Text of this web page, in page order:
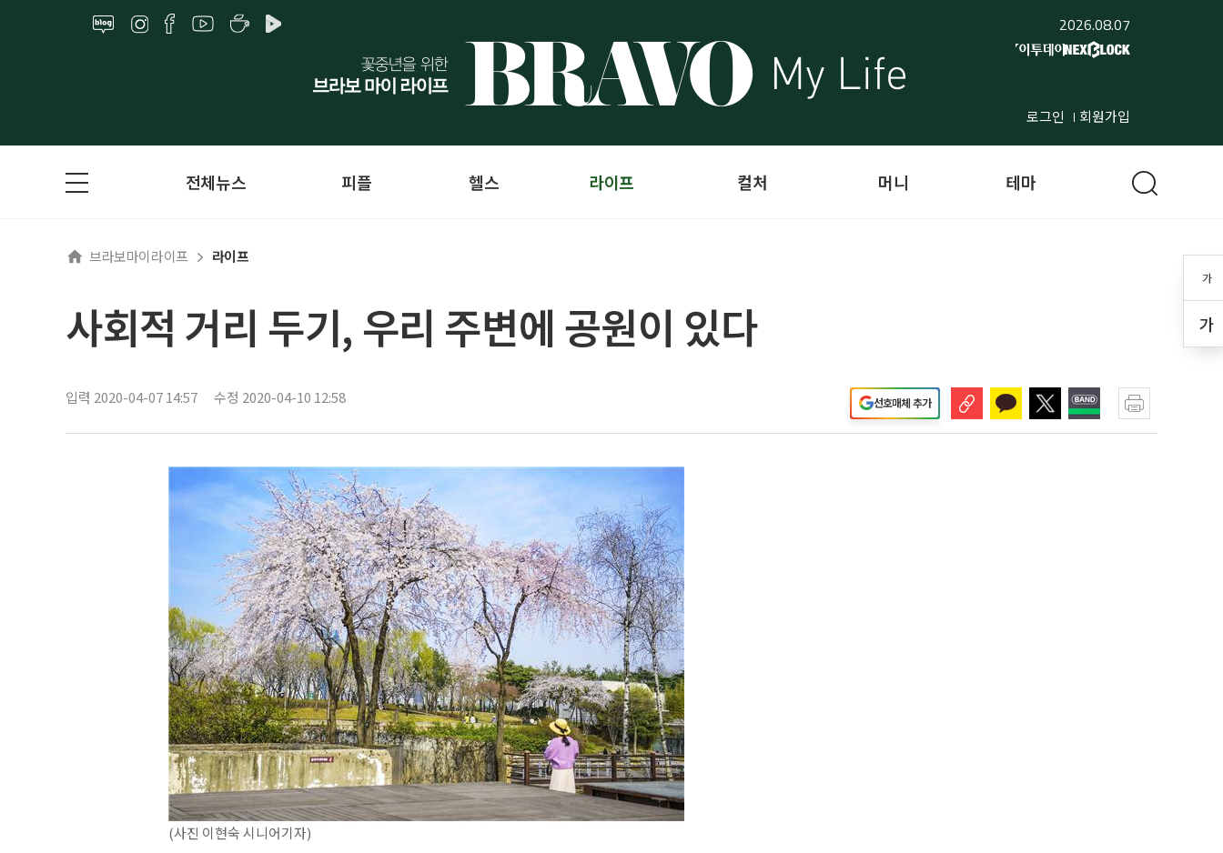
2026.08.07
로그인 회원가입
가
가
전체뉴스 피플 헬스 라이프 컬처 머니 테마
브라보마이라이프 라이프
사회적 거리 두기, 우리 주변에 공원이 있다
입력 2020-04-07 14:57 수정 2020-04-10 12:58 선호매체 추가
(사진 이현숙 시니어기자)